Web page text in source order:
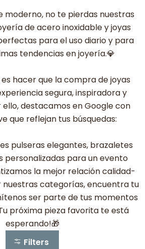
moderno, no te pierdas nuestras
de acero inoxidable y joyas
para el uso diario y para
tendencias en joyería.💎
hacer que la compra de joyas
segura, inspiradora y
destacamos en Google con
que reflejan tus búsquedas:
pulseras elegantes, brazaletes
personalizadas para un evento
la mejor relación calidad-
nuestras categorías, encuentra tu
ser parte de tus momentos
próxima pieza favorita te está
esperando!🎁
Filters